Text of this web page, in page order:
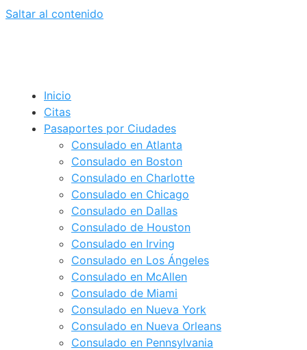
Saltar al contenido
Inicio
Citas
Pasaportes por Ciudades
Consulado en Atlanta
Consulado en Boston
Consulado en Charlotte
Consulado en Chicago
Consulado en Dallas
Consulado de Houston
Consulado en Irving
Consulado en Los Ángeles
Consulado en McAllen
Consulado de Miami
Consulado en Nueva York
Consulado en Nueva Orleans
Consulado en Pennsylvania